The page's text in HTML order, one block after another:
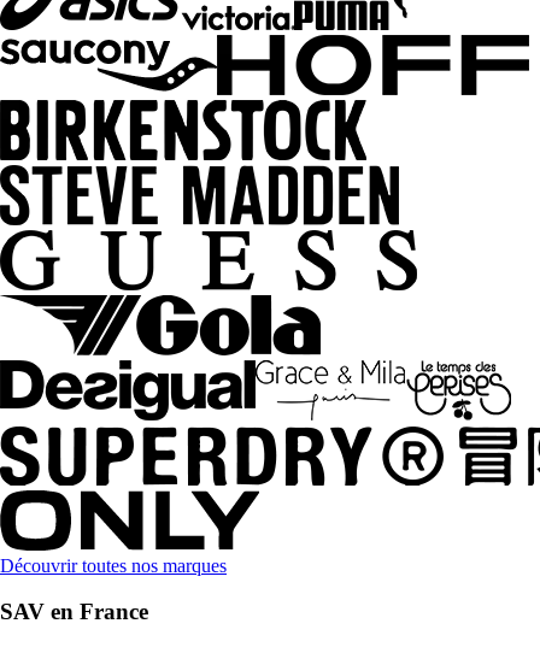
Découvrir toutes nos marques
SAV en France